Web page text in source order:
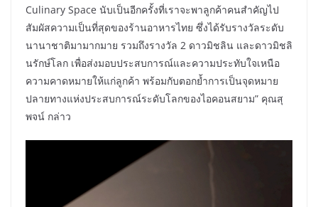
Culinary Space นับเป็นอีกครั้งที่เราจะพาลูกค้าคนสำคัญไป
สัมผัสความเป็นที่สุดของร้านอาหารไทย ซึ่งได้รับรางวัลระดับ
นานาชาติมามากมาย รวมถึงรางวัล 2 ดาวมิชลิน และดาวมิชลิ
นรักษ์โลก เพื่อส่งมอบประสบการณ์และความประทับใจเหนือ
ความคาดหมายให้แก่ลูกค้า พร้อมกับตอกย้ำการเป็นจุดหมาย
ปลายทางแห่งประสบการณ์ระดับโลกของไอคอนสยาม” คุณสุ
พจน์ กล่าว